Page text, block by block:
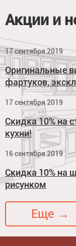
Акции и
17 сентября 2019
Оригинальные
фартуков,
17 сентября 2019
Скидка 10% на
кухни!
16 сентября 2019
Скидка 10% на
рисунком
Еще →